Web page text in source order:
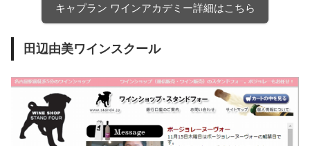
キャプラン ワインアカデミー詳細はこちら
田辺由美ワインスクール